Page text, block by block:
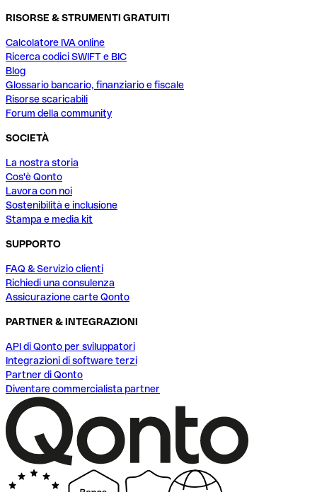
RISORSE & STRUMENTI GRATUITI
Calcolatore IVA online
Ricerca codici SWIFT e BIC
Blog
Glossario bancario, finanziario e fiscale
Risorse scaricabili
Forum della community
SOCIETÀ
La nostra storia
Cos'è Qonto
Lavora con noi
Sostenibilità e inclusione
Stampa e media kit
SUPPORTO
FAQ & Servizio clienti
Richiedi una consulenza
Assicurazione carte Qonto
PARTNER & INTEGRAZIONI
API di Qonto per sviluppatori
Integrazioni di software terzi
Partner di Qonto
Diventare commercialista partner